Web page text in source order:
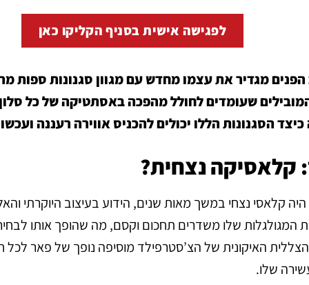
לפגישה אישית בסניף הקליקו כאן
עיצוב הפנים מגדיר את עצמו מחדש עם מגוון סגנונות
המובילים שעומדים לחולל מהפכה באסתטיקה של כל
כיצד הסגנונות הללו יכולים להכניס אווירה רעננה
קלאסי נצחי במשך מאות שנים, הידוע בעיצוב היוקרתי
המגולגלות שלו משדרים תחכום וקסם, מה שהופך אותו
הצללית האיקונית של הצ’סטרפילד מוסיפה נופך של פאר
שלו.